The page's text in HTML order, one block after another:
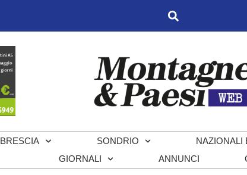
BRESCIA SONDRIO NAZIONALI
GIORNALI
ANNUNCI